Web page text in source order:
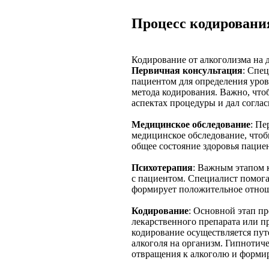
Процесс
Кодирование от алкоголизма на
Первичная консультация:
пациентом для определения
метода кодирования. Важно,
аспектах процедуры и дал
Медицинское обследование:
медицинское обследование,
общее состояние здоровья
Психотерапия: Важным этапом
с пациентом. Специалист
формирует положительное
Кодирование: Основной этап
лекарственного препарата или
кодирование осуществляется
алкоголя на организм.
отвращения к алкоголю и